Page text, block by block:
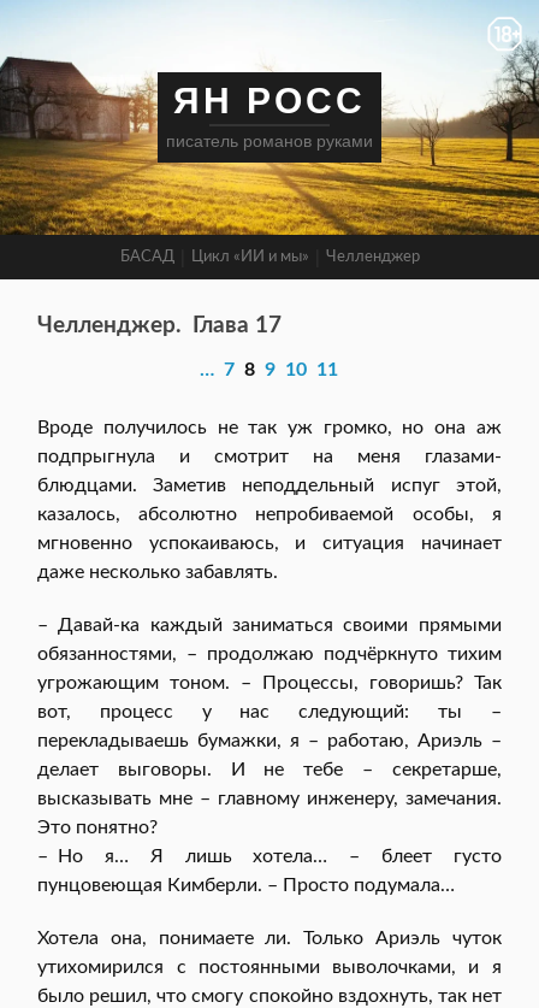
ЯН РОСС
писатель романов руками
БАСАД Цикл «ИИ и мы» Челленджер
Челленджер. Глава 17
… 7 89 10 11
Вроде получилось не так уж громко, но она аж
подпрыгнула и смотрит на меня глазами-
блюдцами. Заметив неподдельный испуг этой,
казалось, абсолютно непробиваемой особы, я
мгновенно успокаиваюсь, и ситуация начинает
даже несколько забавлять.
– Давай-ка каждый заниматься своими прямыми
обязанностями, – продолжаю подчёркнуто тихим
угрожающим тоном. – Процессы, говоришь? Так
вот, процесс у нас следующий: ты –
перекладываешь бумажки, я – работаю, Ариэль –
делает выговоры. И не тебе – секретарше,
высказывать мне – главному инженеру, замечания.
Это понятно?
– Но я… Я лишь хотела… – блеет густо
пунцовеющая Кимберли. – Просто подумала…
Хотела она, понимаете ли. Только Ариэль чуток
утихомирился с постоянными выволочками, и я
было решил, что смогу спокойно вздохнуть, так нет